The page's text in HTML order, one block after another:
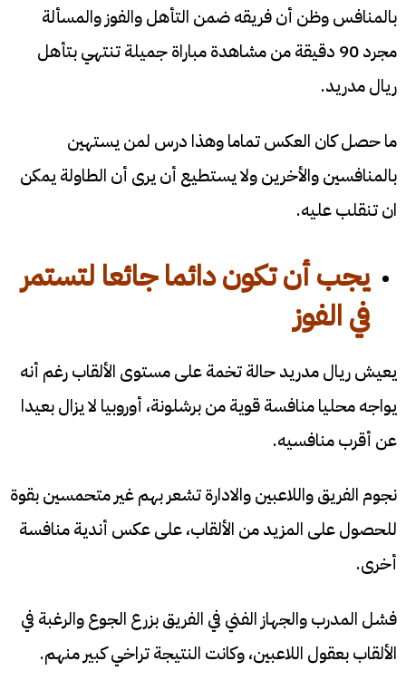
بالمنافس وظن أن فريقه ضمن التأهل والفوز والمسألة
مجرد 90 دقيقة من مشاهدة مباراة جميلة تنتهي بتأهل
ريال مدريد.
ما حصل كان العكس تماما وهذا درس لمن يستهين
بالمنافسين والأخرين ولا يستطيع أن يرى أن الطاولة يمكن
ان تنقلب عليه.
يجب أن تكون دائما جائعا لتستمر
في الفوز
يعيش ريال مدريد حالة تخمة على مستوى الألقاب رغم أنه
يواجه محليا منافسة قوية من برشلونة، أوروبيا لا يزال بعيدا
عن أقرب منافسيه.
نجوم الفريق واللاعبين والادارة تشعر بهم غير متحمسين بقوة
للحصول على المزيد من الألقاب، على عكس أندية منافسة
أخرى.
فشل المدرب والجهاز الفني في الفريق بزرع الجوع والرغبة في
الألقاب بعقول اللاعبين، وكانت النتيجة تراخي كبير منهم.